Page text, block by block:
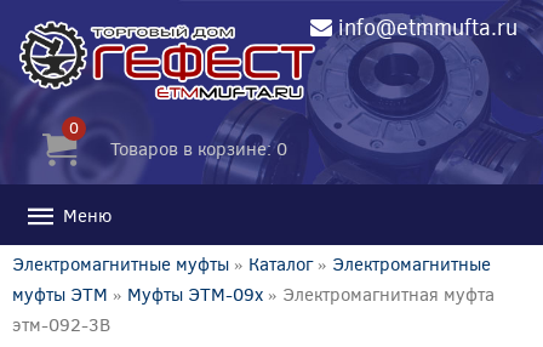
info@etmmufta.ru
0
Товаров в корзине: 0
Меню
Электромагнитные муфты » Каталог» Электромагнитные
муфты ЭТМ » Муфты ЭТМ-09x » Электромагнитная муфта
этм-092-3В